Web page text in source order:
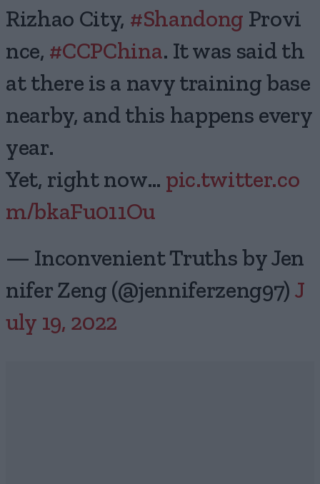
Rizhao City, #Shandong Provi
nce, #CCPChina. It was said th
at there is a navy training base
nearby, and this happens every
year.
Yet, right now… pic.twitter.co
m/bkaFu011Ou
— Inconvenient Truths by Jen
nifer Zeng (@jenniferzeng97) J
uly 19, 2022